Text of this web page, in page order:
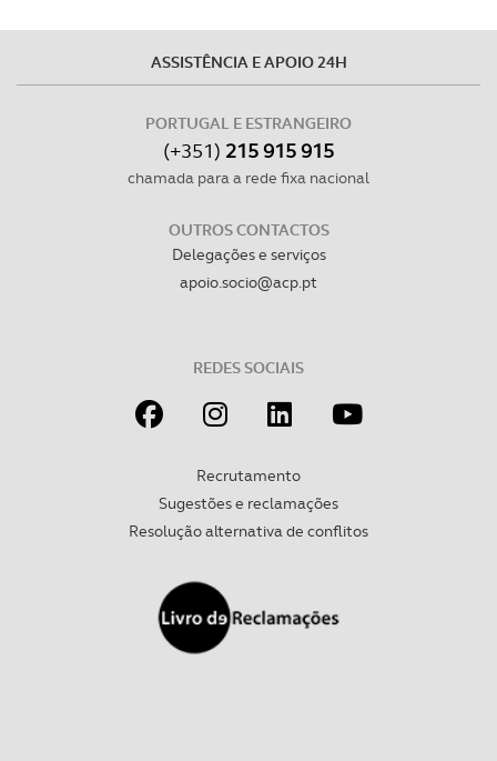
ASSISTÊNCIA E APOIO 24H
PORTUGAL E ESTRANGEIRO
(+351) 215 915 915
chamada para a rede fixa nacional
OUTROS CONTACTOS
Delegações e serviços
apoio.socio@acp.pt
REDES SOCIAIS
Recrutamento
Sugestões e reclamações
Resolução alternativa de conflitos